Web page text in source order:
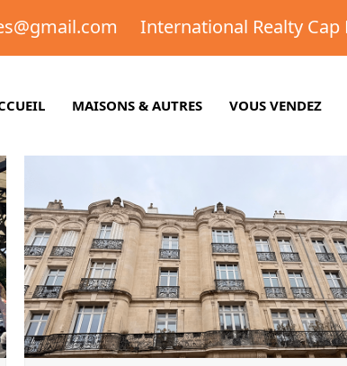
International Realty
MAISONS & AUTRES VOUS VENDEZ